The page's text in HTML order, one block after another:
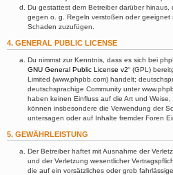
Du gestattest dem Betreiber darüber
gegen o. g. Regeln verstoßen oder geeignet
Schaden zuzufügen.
4. GENERAL PUBLIC LICENSE
Du nimmst zur Kenntnis, dass es sich bei
GNU General Public License v2“ (GPL)
Limited (www.phpbb.com) handelt;
deutschsprachige Community unter
haben keinen Einfluss auf die Art und
können insbesondere die Verwendung der
untersagen oder auf Inhalte fremder Foren
5. GEWÄHRLEISTUNG
Der Betreiber haftet mit Ausnahme der
und der Verletzung wesentlicher
die auf ein vorsätzliches oder grob